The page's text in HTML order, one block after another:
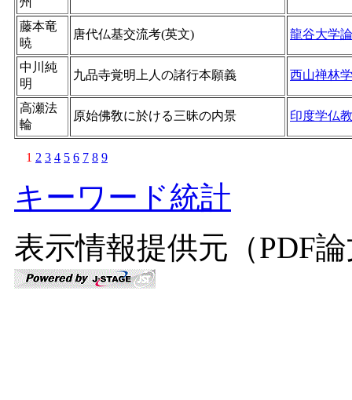
藤本竜
暁
唐代仏基交流考(英文) 龍谷大学
中川純
明
九品寺覚明上人の諸行本願義 西山禅林
高瀬法
輪
原始佛敎に於ける三昧の内景 印度学仏
1 2 3 4 5 6 7 8 9
キーワード統計
表示情報提供元（PDF